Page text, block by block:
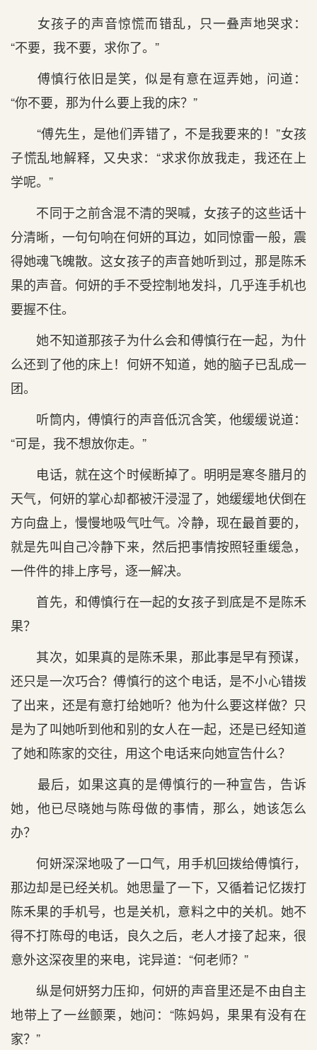
女孩子的声音惊慌而错乱，只一叠声地哭求：
“不要，我不要，求你了。”
傅慎行依旧是笑，似是有意在逗弄她，问道：
“你不要，那为什么要上我的床？”
“傅先生，是他们弄错了，不是我要来的！”女孩
子慌乱地解释，又央求：“求求你放我走，我还在上
学呢。”
不同于之前含混不清的哭喊，女孩子的这些话十
分清晰，一句句响在何妍的耳边，如同惊雷一般，震
得她魂飞魄散。这女孩子的声音她听到过，那是陈禾
果的声音。何妍的手不受控制地发抖，几乎连手机也
要握不住。
她不知道那孩子为什么会和傅慎行在一起，为什
么还到了他的床上！何妍不知道，她的脑子已乱成一
团。
听筒内，傅慎行的声音低沉含笑，他缓缓说道：
“可是，我不想放你走。”
电话，就在这个时候断掉了。明明是寒冬腊月的
天气，何妍的掌心却都被汗浸湿了，她缓缓地伏倒在
方向盘上，慢慢地吸气吐气。冷静，现在最首要的，
就是先叫自己冷静下来，然后把事情按照轻重缓急，
一件件的排上序号，逐一解决。
首先，和傅慎行在一起的女孩子到底是不是陈禾
果？
其次，如果真的是陈禾果，那此事是早有预谋，
还只是一次巧合？傅慎行的这个电话，是不小心错拨
了出来，还是有意打给她听？他为什么要这样做？只
是为了叫她听到他和别的女人在一起，还是已经知道
了她和陈家的交往，用这个电话来向她宣告什么？
最后，如果这真的是傅慎行的一种宣告，告诉
她，他已尽晓她与陈母做的事情，那么，她该怎么
办？
何妍深深地吸了一口气，用手机回拨给傅慎行，
那边却是已经关机。她思量了一下，又循着记忆拨打
陈禾果的手机号，也是关机，意料之中的关机。她不
得不打陈母的电话，良久之后，老人才接了起来，很
意外这深夜里的来电，诧异道：“何老师？”
纵是何妍努力压抑，何妍的声音里还是不由自主
地带上了一丝颤栗，她问：“陈妈妈，果果有没有在
家？”